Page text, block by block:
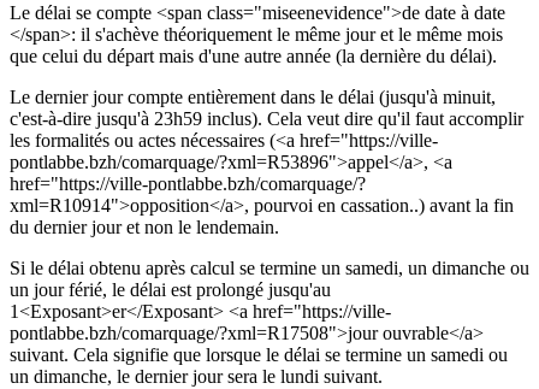
Le délai se compte <span class="miseenevidence">de date à date
</span>: il s'achève théoriquement le même jour et le même mois
que celui du départ mais d'une autre année (la dernière du délai).
Le dernier jour compte entièrement dans le délai (jusqu'à minuit,
c'est-à-dire jusqu'à 23h59 inclus). Cela veut dire qu'il faut accomplir
les formalités ou actes nécessaires (<a href="https://ville-
pontlabbe.bzh/comarquage/?xml=R53896">appel</a>, <a
href="https://ville-pontlabbe.bzh/comarquage/?
xml=R10914">opposition</a>, pourvoi en cassation..) avant la fin
du dernier jour et non le lendemain.
Si le délai obtenu après calcul se termine un samedi, un dimanche ou
un jour férié, le délai est prolongé jusqu'au
1<Exposant>er</Exposant> <a href="https://ville-
pontlabbe.bzh/comarquage/?xml=R17508">jour ouvrable</a>
suivant. Cela signifie que lorsque le délai se termine un samedi ou
un dimanche, le dernier jour sera le lundi suivant.